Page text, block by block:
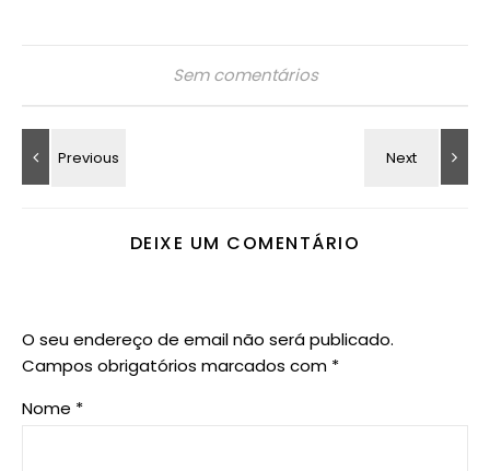
Sem comentários
DEIXE UM COMENTÁRIO
O seu endereço de email não será publicado.
Campos obrigatórios marcados com *
Nome *